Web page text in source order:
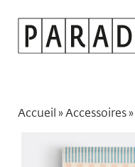
Accueil »Accessoires»